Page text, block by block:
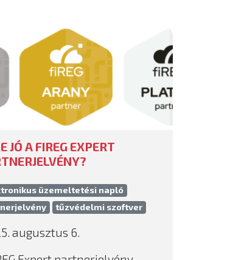
JÓ A FIREG EXPERT
üzemeltetési napló
tűzvédelmi szoftver
augusztus 6.